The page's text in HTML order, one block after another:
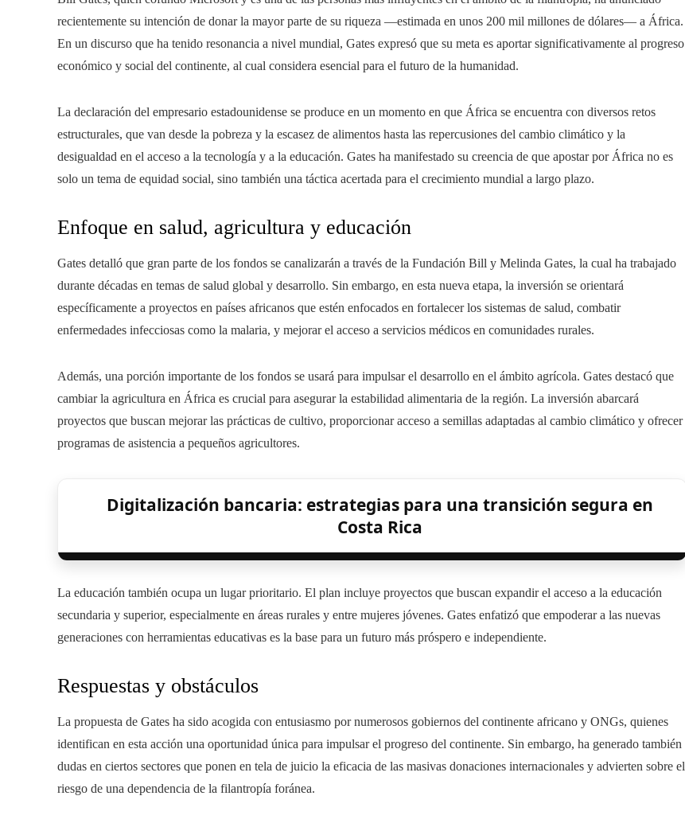
recientemente su intención de donar la mayor parte de su riqueza —estimada en unos 200 mil millones de dólares— a África.
En un discurso que ha tenido resonancia a nivel mundial, Gates expresó que su meta es aportar significativamente al progreso
económico y social del continente, al cual considera esencial para el futuro de la humanidad.
La declaración del empresario estadounidense se produce en un momento en que África se encuentra con diversos retos
estructurales, que van desde la pobreza y la escasez de alimentos hasta las repercusiones del cambio climático y la
desigualdad en el acceso a la tecnología y a la educación. Gates ha manifestado su creencia de que apostar por África no es
solo un tema de equidad social, sino también una táctica acertada para el crecimiento mundial a largo plazo.
Enfoque en salud, agricultura y educación
Gates detalló que gran parte de los fondos se canalizarán a través de la Fundación Bill y Melinda Gates, la cual ha trabajado
durante décadas en temas de salud global y desarrollo. Sin embargo, en esta nueva etapa, la inversión se orientará
específicamente a proyectos en países africanos que estén enfocados en fortalecer los sistemas de salud, combatir
enfermedades infecciosas como la malaria, y mejorar el acceso a servicios médicos en comunidades rurales.
Además, una porción importante de los fondos se usará para impulsar el desarrollo en el ámbito agrícola. Gates destacó que
cambiar la agricultura en África es crucial para asegurar la estabilidad alimentaria de la región. La inversión abarcará
proyectos que buscan mejorar las prácticas de cultivo, proporcionar acceso a semillas adaptadas al cambio climático y ofrecer
programas de asistencia a pequeños agricultores.
Digitalización bancaria: estrategias para una transición segura en
Costa Rica
La educación también ocupa un lugar prioritario. El plan incluye proyectos que buscan expandir el acceso a la educación
secundaria y superior, especialmente en áreas rurales y entre mujeres jóvenes. Gates enfatizó que empoderar a las nuevas
generaciones con herramientas educativas es la base para un futuro más próspero e independiente.
Respuestas y obstáculos
La propuesta de Gates ha sido acogida con entusiasmo por numerosos gobiernos del continente africano y ONGs, quienes
identifican en esta acción una oportunidad única para impulsar el progreso del continente. Sin embargo, ha generado también
dudas en ciertos sectores que ponen en tela de juicio la eficacia de las masivas donaciones internacionales y advierten sobre el
riesgo de una dependencia de la filantropía foránea.